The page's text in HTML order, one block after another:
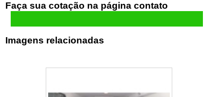
Faça sua cotação
Imagens relacionadas